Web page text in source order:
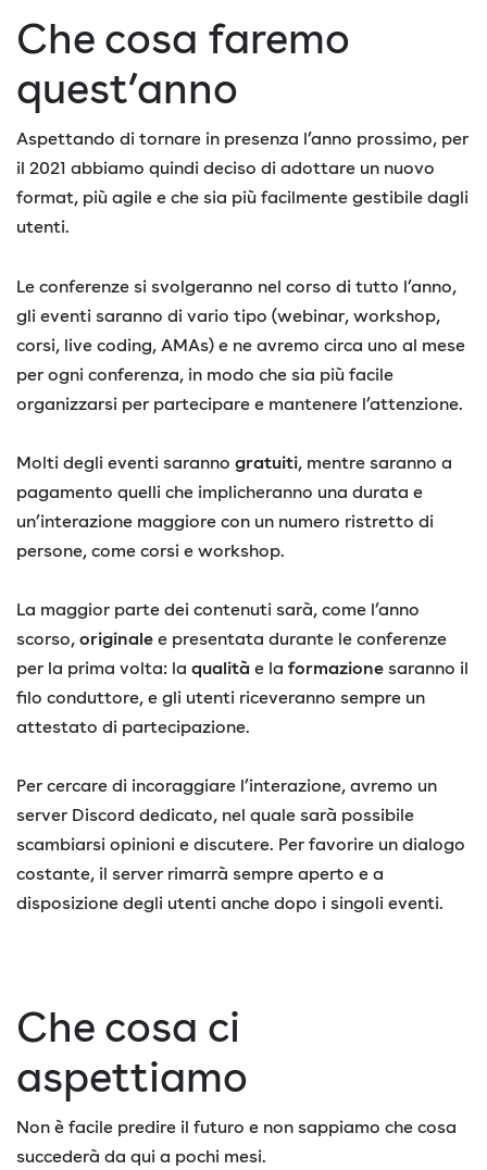
Che cosa faremo
quest’anno
Aspettando di tornare in presenza l’anno prossimo, per
il 2021 abbiamo quindi deciso di adottare un nuovo
format, più agile e che sia più facilmente gestibile dagli
utenti.
Le conferenze si svolgeranno nel corso di tutto l’anno,
gli eventi saranno di vario tipo (webinar, workshop,
corsi, live coding, AMAs) e ne avremo circa uno al mese
per ogni conferenza, in modo che sia più facile
organizzarsi per partecipare e mantenere l’attenzione.
Molti degli eventi saranno gratuiti, mentre saranno a
pagamento quelli che implicheranno una durata e
un’interazione maggiore con un numero ristretto di
persone, come corsi e workshop.
La maggior parte dei contenuti sarà, come l’anno
scorso, originale e presentata durante le conferenze
per la prima volta: la qualità e la formazione saranno il
filo conduttore, e gli utenti riceveranno sempre un
attestato di partecipazione.
Per cercare di incoraggiare l’interazione, avremo un
server Discord dedicato, nel quale sarà possibile
scambiarsi opinioni e discutere. Per favorire un dialogo
costante, il server rimarrà sempre aperto e a
disposizione degli utenti anche dopo i singoli eventi.
Che cosa ci
aspettiamo
Non è facile predire il futuro e non sappiamo che cosa
succederà da qui a pochi mesi.